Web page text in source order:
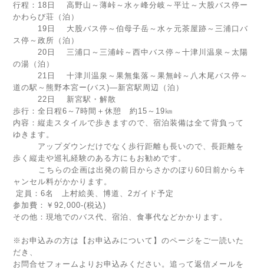
行程：18日 高野山～薄峠～水ヶ峰分岐～平辻～大股バス停ー
かわらび荘（泊）
19日 大股バス停～伯母子岳～水ヶ元茶屋跡～三浦口バ
ス停～政所（泊）
20日 三浦口～三浦峠～西中バス停～十津川温泉～太陽
の湯（泊）
21日 十津川温泉～果無集落～果無峠～八木尾バス停～
道の駅～熊野本宮ー(バス)―新宮駅周辺（泊）
22日 新宮駅・解散
歩行：全日程6～7時間＋休憩 約15～19㎞
内容：縦走スタイルで歩きますので、宿泊装備は全て背負って
ゆきます。
アップダウンだけでなく歩行距離も長いので、長距離を
歩く縦走や巡礼経験のある方にもお勧めです。
こちらの企画は出発の前日からさかのぼり60日前からキ
ャンセル料がかかります。
定員：6名 上村絵美、博道、2ガイド予定
参加費：￥92,000-(税込)
その他：現地でのバス代、宿泊、食事代などかかります。
※お申込みの方は【お申込みについて】のページをご一読いた
だき、
お問合せフォームよりお申込みください。追って返信メールを